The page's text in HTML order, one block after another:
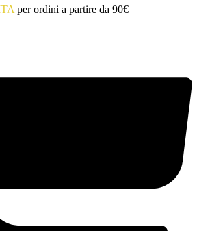
per ordini a partire da 90€